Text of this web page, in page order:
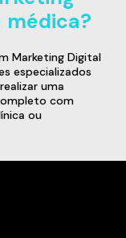
Marketing Digital
especializados
uma
com
ou